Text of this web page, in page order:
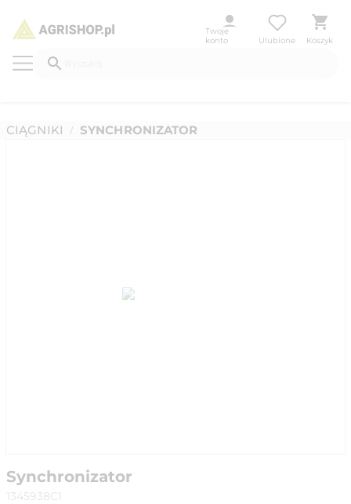
Twoje
konto
Ulubione Koszyk
CIĄGNIKI / SYNCHRONIZATOR
Synchronizator
1345938C1